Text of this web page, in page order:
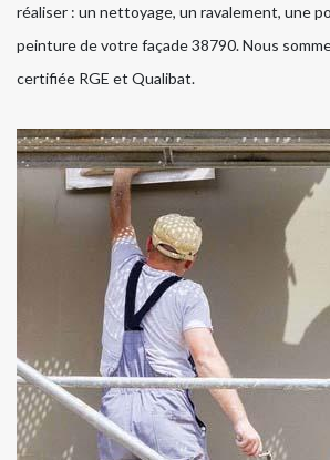
réaliser : un nettoyage, un ravalement, une
peinture de votre façade 38790. Nous
certifiée RGE et Qualibat.